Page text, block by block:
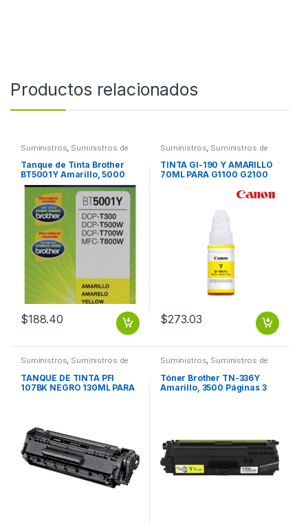
Productos relacionados
Suministros Suministros de
Impresión
Tanque de Tinta Brother
BT5001Y Amarillo, 5000
Páginas RENDIMIENTO
5000 PGS
$188.40
Suministros Suministros de
Impresión
TINTA GI-190 Y AMARILLO
70ML PARA G1100 G2100
$273.03
Suministros, Suministros de
Impresión
TANQUE DE TINTA PFI
107BK NEGRO 130ML PARA
Suministros, Suministros de
Impresión
Tóner Brother TN-336Y
Amarillo, 3500 Páginas 3